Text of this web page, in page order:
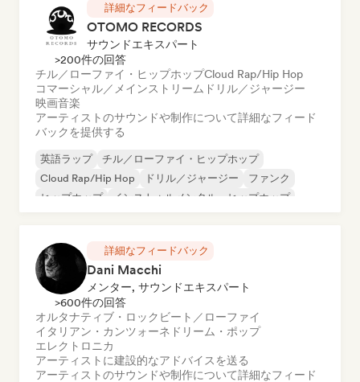
詳細なフィードバック
OTOMO RECORDS
サウンドエキスパート
>200件の回答
チル／ローファイ・ヒップホップCloud Rap/Hip Hop
コマーシャル／メインストリーム ドリル／ジャージー
映画音楽
アーティストのサウンドや制作について詳細なフィード
バックを提供する
英語ラップ
チル／ローファイ・ヒップホップ
Cloud Rap/Hip Hop
ドリル／ジャージー
ファンク
ヒップホップ
インストゥルメンタル・ヒップホップ
詳細なフィードバック
Dani Macchi
メンター, サウンドエキスパート
>600件の回答
オルタナティブ・ロック ビート／ローファイ
イタリアン・カンツォーネ ドリーム・ポップ
エレクトロニカ
アーティストに建設的なアドバイスを送る
アーティストのサウンドや制作について詳細なフィード